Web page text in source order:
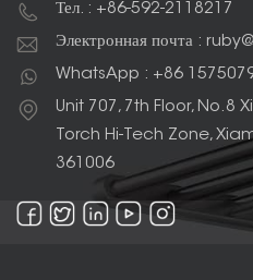
Тел. : +86-592-2118217
Электронная почта :
WhatsApp : +86
Unit 707, 7th Floor, No.8
Torch Hi-Tech Zone,
361006